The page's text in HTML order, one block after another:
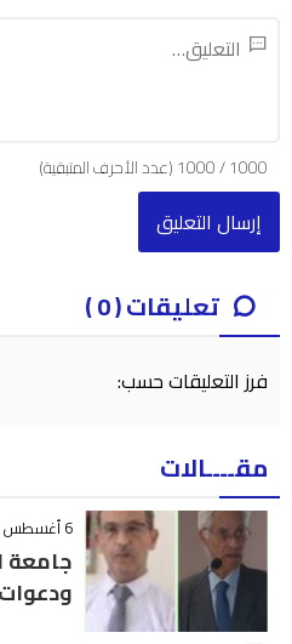
1000
/
1000(عدد الأحرف المتبقية)
تعليقات ( 0 )
فرز التعليقات حسب:
مقــــالات
6 أغسطس 2026 - 21:06
جامعة